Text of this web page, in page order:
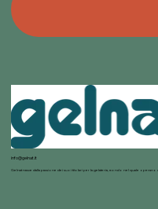
info@gelnat.it
Gelnat nasce dalla passione dei suoi titolari per la gelateria, mondo nel quale operano